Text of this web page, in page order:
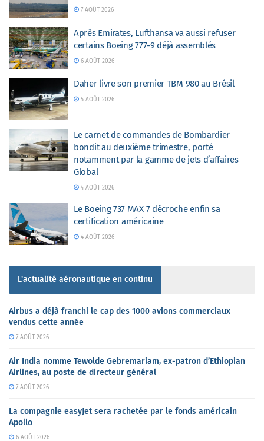
7 AOÛT 2026
Après Emirates, Lufthansa va aussi refuser
certains Boeing 777-9 déjà assemblés
6 AOÛT 2026
Daher livre son premier TBM 980 au Brésil
5 AOÛT 2026
Le carnet de commandes de Bombardier
bondit au deuxième trimestre, porté
notamment par la gamme de jets d’affaires
Global
4 AOÛT 2026
Le Boeing 737 MAX 7 décroche enfin sa
certification américaine
4 AOÛT 2026
L'actualité aéronautique en continu
Airbus a déjà franchi le cap des 1000 avions commerciaux
vendus cette année
7 AOÛT 2026
Air India nomme Tewolde Gebremariam, ex-patron d’Ethiopian
Airlines, au poste de directeur général
7 AOÛT 2026
La compagnie easyJet sera rachetée par le fonds américain
Apollo
6 AOÛT 2026